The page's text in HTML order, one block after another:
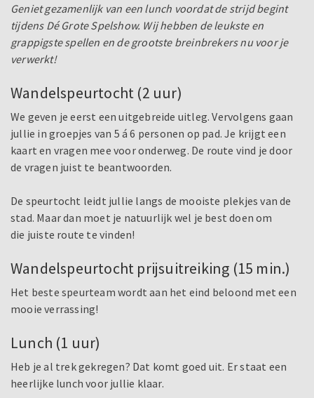
Geniet gezamenlijk van een lunch voordat de strijd begint
tijdens Dé Grote Spelshow. Wij hebben de leukste en
grappigste spellen en de grootste breinbrekers nu voor je
verwerkt!
Wandelspeurtocht (2 uur)
We geven je eerst een uitgebreide uitleg. Vervolgens gaan
jullie in groepjes van 5 á 6 personen op pad. Je krijgt een
kaart en vragen mee voor onderweg. De route vind je door
de vragen juist te beantwoorden.
De speurtocht leidt jullie langs de mooiste plekjes van de
stad. Maar dan moet je natuurlijk wel je best doen om
die juiste route te vinden!
Wandelspeurtocht prijsuitreiking (15 min.)
Het beste speurteam wordt aan het eind beloond met een
mooie verrassing!
Lunch (1 uur)
Heb je al trek gekregen? Dat komt goed uit. Er staat een
heerlijke lunch voor jullie klaar.